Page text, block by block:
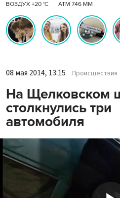
ВОЗДУХ +20 °C АТМ 746 ММ
08 мая 2014, 13:15 Происшествия
На Щелковском
столкнулись три
автомобиля